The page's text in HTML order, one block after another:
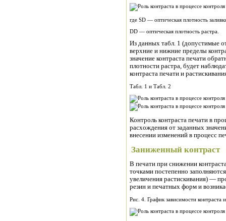
где SD — оптическая плотность
DD — оптическая плотность растра.
Из данных табл. 1 (допустимые
верхние и нижние пределы
значение контраста печати
плотности растра, будет
контраста печати и
Табл. 1 и Табл. 2
Контроль контраста печати в
расхождения от заданных
внесении изменений в процесс
Заниженный контраст
В печати при снижении
точками постепенно
увеличения растискивания) —
резин и печатных форм и
Рис. 4. График зависимости контраста